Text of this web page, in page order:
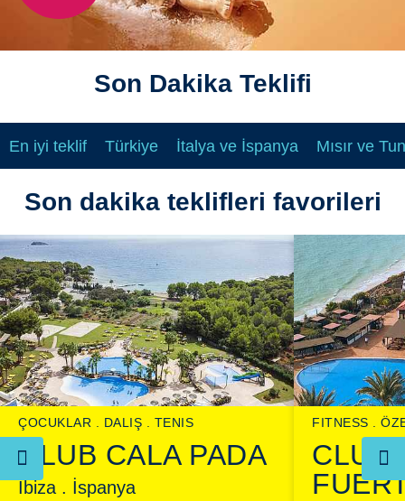
Son Dakika Teklifi
En iyi teklif Türkiye İtalya ve İspanya Mısır ve
Son dakika teklifleri favorileri
ÇOCUKLAR DALIŞ TENIS
CLUB CALA PADA
Ibiza . İspanya
FITNESS
CLUB